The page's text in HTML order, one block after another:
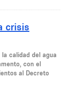
crisis
calidad del agua
con el
al Decreto